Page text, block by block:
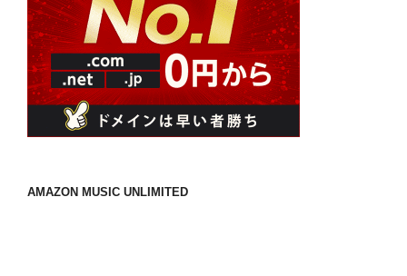
AMAZON MUSIC UNLIMITED